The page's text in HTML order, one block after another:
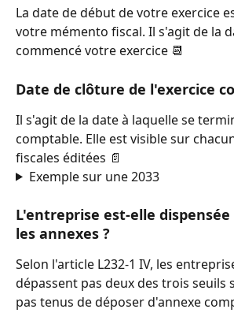
La date de début de votre exercice
votre mémento fiscal. Il s'agit de la
commencé votre exercice 📆
Date de clôture de l'exercice
Il s'agit de la date à laquelle se
comptable. Elle est visible sur
fiscales éditées 📄
Exemple sur une 2033
L'entreprise est-elle dispensée
les annexes ?
Selon l'article L232-1 IV, les
dépassent pas deux des trois seuils
pas tenus de déposer d'annexe